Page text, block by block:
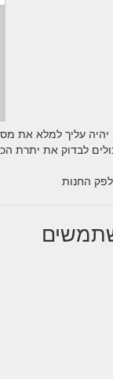
עליך למלא את
את יתרת
החנות